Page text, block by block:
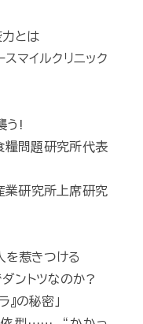
とは
イルクリニック
う!
問題研究所代表
上席研究
を惹きつける
トツなのか?
の秘密」